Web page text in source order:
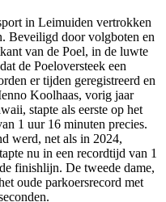
in Leimuiden vertrokken
Beveiligd door volgboten en
van de Poel, in de luwte
de Poeloversteek een
er tijden geregistreerd en
Koolhaas, vorig jaar
stapte als eerste op het
1 uur 16 minuten precies.
werd, net als in 2024,
nu in een recordtijd van 1
finishlijn. De tweede dame,
oude parkoersrecord met